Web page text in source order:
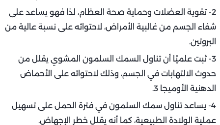
2- تقوية العضلات وحماية صحة العظام، لذا فهو يساعد على
شفاء الجسم من غالبية الأمراض، لاحتوائه على نسبة عالية من
البروتين.
3- ثبت علميًا أن تناول السمك السلمون المشوي يقلل من
حدوث الالتهابات في الجسم، وذلك لاحتوائه على الأحماض
الدهنية الأوميجا 3.
4- يساعد تناول سمك السلمون في فترة الحمل على تسهيل
عملية الولادة الطبيعية، كما أنه يقلل خطر الإجهاض.